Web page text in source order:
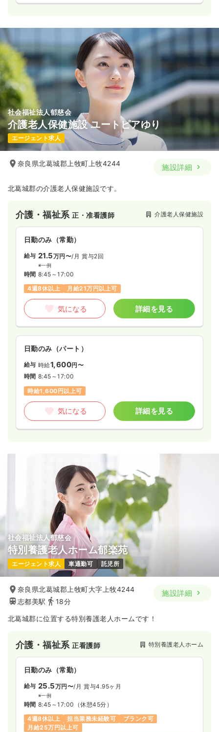
社会福祉法人郁慈会
介護老人保健施設 ユートピアゆり
エージェント求人
奈良県北葛城郡上牧町上牧4244 施設詳細
北葛城郡の介護老人保健施設です。
介護・福祉系正・准看護師 介護老人保健施設
日勤のみ（常勤）
給与 21.5万円〜/月 賞与2回
※一例
時間 8:45～17:00
4週8休以上
月給21万円以上可
気になる 詳細を見る
日勤のみ（パート）
給与 時給1,600円〜
時間 8:45～17:00
時給1,600円以上可
気になる 詳細を見る
社会福祉法人郁慈会
特別養護老人ホーム郁楽苑
エージェント求人 車通勤可 託児所
奈良県北葛城郡上牧町大字上牧4244
志都美駅
18分
施設詳細
北葛城郡に位置する特別養護老人ホームです！
介護・福祉系正看護師 特別養護老人ホーム
日勤のみ（常勤）
給与 25.5万円〜/月 賞与4.95ヶ月
※一例
時間 8:45～17:00 （休憩45分）
4週8休以上
担当業務未経験可
ブランク可
月給25万円以上可